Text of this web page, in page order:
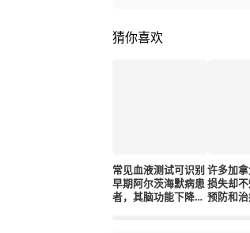
猜你喜欢
常见血液测试可识别
早期阿尔茨海默病患
者，其脑功能下降速
许多加
损失却
预防和治